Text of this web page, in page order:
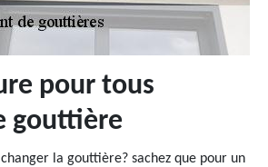
pour tous
gouttière
la gouttière? sachez que pour un